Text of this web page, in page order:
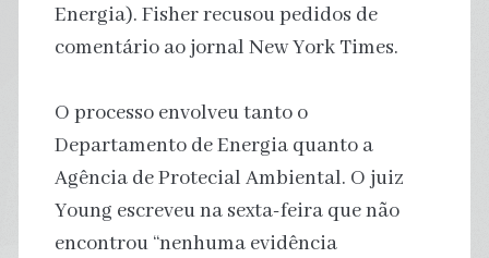
Energia). Fisher recusou pedidos de
comentário ao jornal New York Times.
O processo envolveu tanto o
Departamento de Energia quanto a
Agência de Protecial Ambiental. O juiz
Young escreveu na sexta-feira que não
encontrou “nenhuma evidência